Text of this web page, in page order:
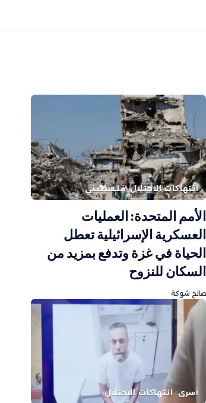
انتهاكات الاحتلال فلسطيني
الأمم المتحدة: العمليات
العسكرية الإسرائيلية تعطل
الحياة في غزة وتدفع بمزيد من
السكان للنزوح
صالح شوكة
أسرى انتهاكات الاحتلال